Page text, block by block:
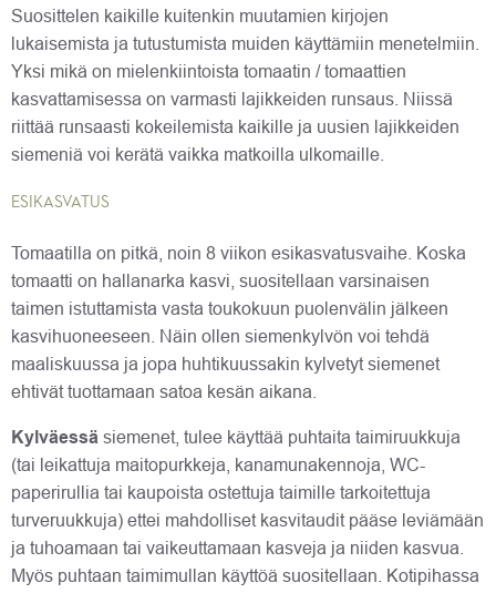
Suosittelen kaikille kuitenkin muutamien kirjojen
lukaisemista ja tutustumista muiden käyttämiin menetelmiin.
Yksi mikä on mielenkiintoista tomaatin / tomaattien
kasvattamisessa on varmasti lajikkeiden runsaus. Niissä
riittää runsaasti kokeilemista kaikille ja uusien lajikkeiden
siemeniä voi kerätä vaikka matkoilla ulkomaille.
ESIKASVATUS
Tomaatilla on pitkä, noin 8 viikon esikasvatusvaihe. Koska
tomaatti on hallanarka kasvi, suositellaan varsinaisen
taimen istuttamista vasta toukokuun puolenvälin jälkeen
kasvihuoneeseen. Näin ollen siemenkylvön voi tehdä
maaliskuussa ja jopa huhtikuussakin kylvetyt siemenet
ehtivät tuottamaan satoa kesän aikana.
Kylväessä siemenet, tulee käyttää puhtaita taimiruukkuja
(tai leikattuja maitopurkkeja, kanamunakennoja, WC-
paperirullia tai kaupoista ostettuja taimille tarkoitettuja
turveruukkuja) ettei mahdolliset kasvitaudit pääse leviämään
ja tuhoamaan tai vaikeuttamaan kasveja ja niiden kasvua.
Myös puhtaan taimimullan käyttöä suositellaan. Kotipihassa